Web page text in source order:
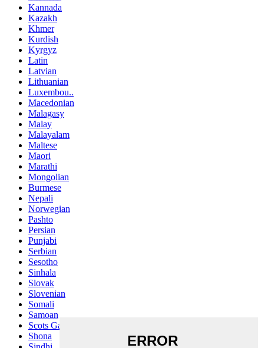
Kannada
Kazakh
Khmer
Kurdish
Kyrgyz
Latin
Latvian
Lithuanian
Luxembou..
Macedonian
Malagasy
Malay
Malayalam
Maltese
Maori
Marathi
Mongolian
Burmese
Nepali
Norwegian
Pashto
Persian
Punjabi
Serbian
Sesotho
Sinhala
Slovak
Slovenian
Somali
Samoan
Scots Gaelic
Shona